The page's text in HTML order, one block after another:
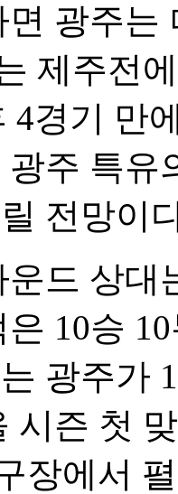
광주는
제주전
4경기 만
주 특유
전망이
드 상대
10승
광주가
시즌 첫
장에서